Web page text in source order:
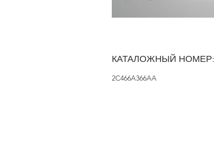
КАТАЛОЖНЫЙ НОМЕР:
2C466A366AA